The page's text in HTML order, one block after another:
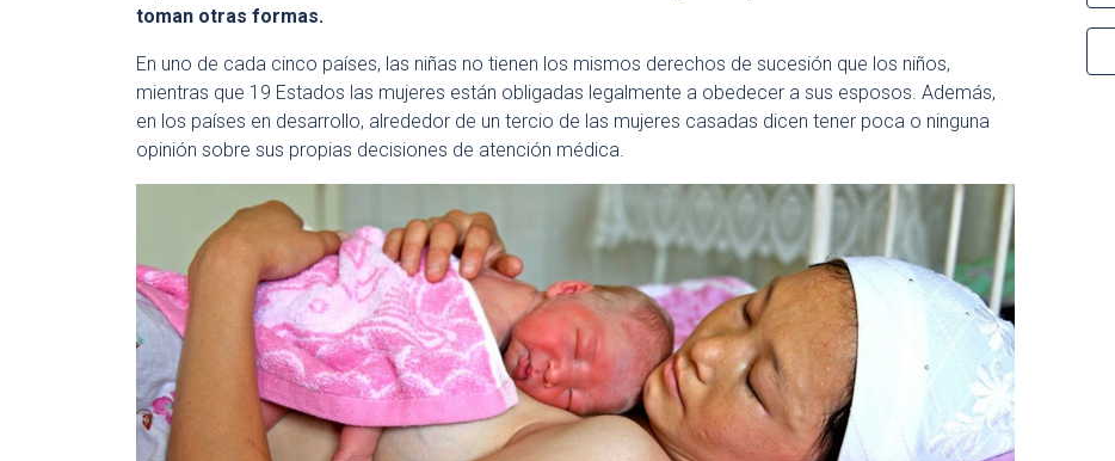
toman otras formas.
En uno de cada cinco países, las niñas no tienen los mismos derechos de sucesión que los niños,
mientras que 19 Estados las mujeres están obligadas legalmente a obedecer a sus esposos. Además,
en los países en desarrollo, alrededor de un tercio de las mujeres casadas dicen tener poca o ninguna
opinión sobre sus propias decisiones de atención médica.